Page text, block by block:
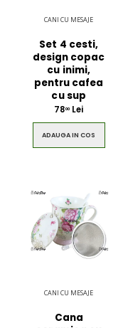
CANI CU MESAJE
Set 4 cesti,
design copac
cu inimi,
pentru cafea
cu sup
7800 Lei
ADAUGA IN COS
CANI CU MESAJE
Cana